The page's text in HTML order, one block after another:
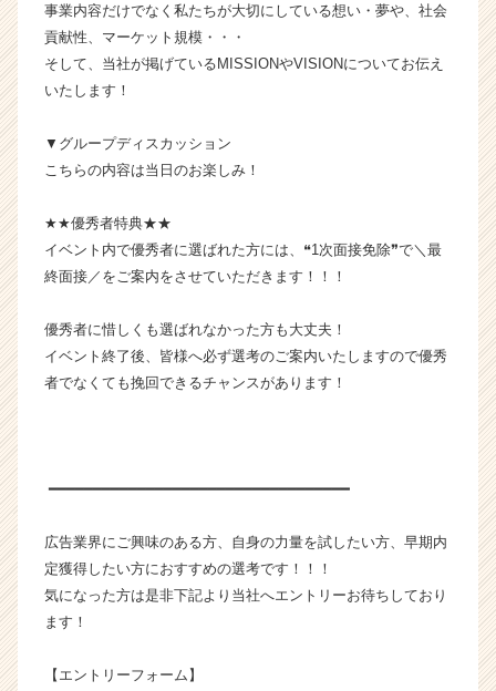
く
就
活
チ
ア
リ
ア
e
e
r
事業内容だけでなく私たちが大切にしている想い・夢や、社会
貢献性、マーケット規模・・・
そして、当社が掲げているMISSIONやVISIONについてお伝え
いたします！
▼グループディスカッション
こちらの内容は当日のお楽しみ！
★★優秀者特典★★
イベント内で優秀者に選ばれた方には、❝1次面接免除❞で＼最
終面接／をご案内をさせていただきます！！！
優秀者に惜しくも選ばれなかった方も大丈夫！
イベント終了後、皆様へ必ず選考のご案内いたしますので優秀
者でなくても挽回できるチャンスがあります！
━━━━━━━━━━━━━━━━━━━━━━━━━━━━━━━━━━
広告業界にご興味のある方、自身の力量を試したい方、早期内
定獲得したい方におすすめの選考です！！！
気になった方は是非下記より当社へエントリーお待ちしており
ます！
【エントリーフォーム】